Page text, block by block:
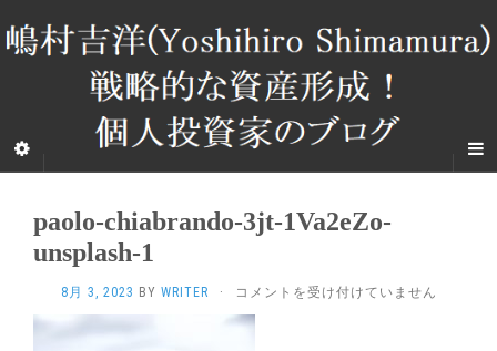
paolo-chiabrando-3jt-1Va2eZo-
unsplash-1
8月 3, 2023 BY WRITER ·
PAOLO-
CHIABRANDO-
コメントを受け付けていません